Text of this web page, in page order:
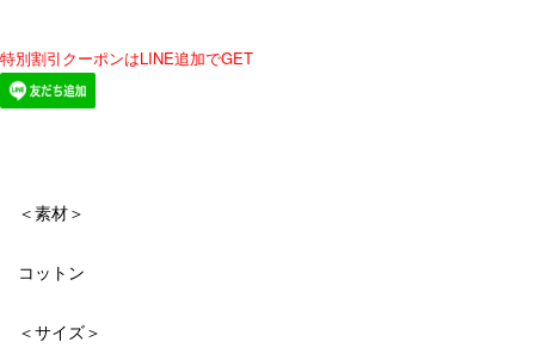
特別割引クーポンはLINE追加でGET
＜素材＞
コットン
＜サイズ＞